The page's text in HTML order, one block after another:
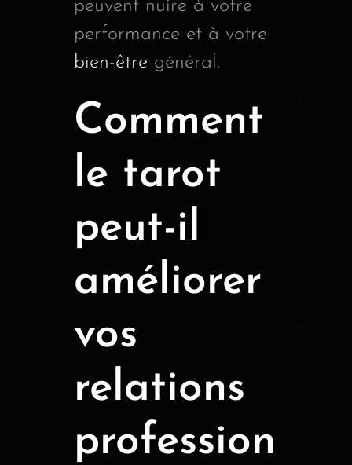
peuvent nuire à votre
performance et à votre
bien-être général.
Comment
le tarot
peut-il
améliorer
vos
relations
profession